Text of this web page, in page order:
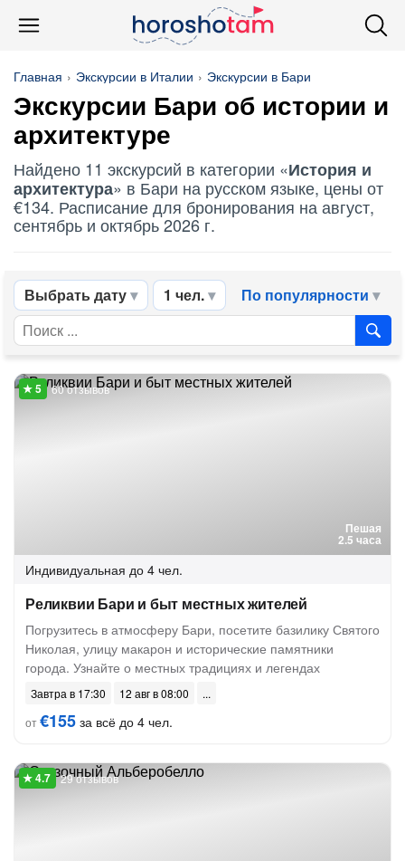
Главная Экскурсии в Италии Экскурсии в Бари
Экскурсии Бари об истории и
архитектуре
Найдено 11 экскурсий в категории «История и
архитектура» в Бари на русском языке, цены от
€134. Расписание для бронирования на август,
сентябрь и октябрь 2026 г.
Выбрать дату 1 чел. По популярности
Пешая
2.5 часа
60 отзывов
Индивидуальная до 4 чел.
Реликвии Бари и быт местных жителей
Погрузитесь в атмосферу Бари, посетите базилику Святого
Николая, улицу макарон и исторические памятники
города. Узнайте о местных традициях и легендах
Завтра в 17:30
12 авг в 08:00
от€155 за всё до 4 чел.
29 отзывов